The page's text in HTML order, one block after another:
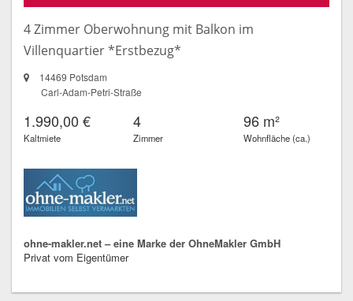
4 Zimmer Oberwohnung mit Balkon im
Villenquartier *Erstbezug*
14469 Potsdam
Carl-Adam-Petri-Straße
1.990,00 €
Kaltmiete
4
Zimmer
96 m²
Wohnfläche (ca.)
ohne-makler.net – eine Marke der OhneMakler GmbH
Privat vom Eigentümer